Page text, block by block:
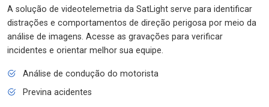
A solução de videotelemetria da SatLight serve para identificar
distrações e comportamentos de direção perigosa por meio da
análise de imagens. Acesse as gravações para verificar
incidentes e orientar melhor sua equipe.
Análise de condução do motorista
Previna acidentes